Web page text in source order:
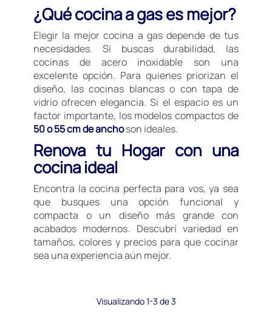
¿Qué cocina a gas es mejor?
Elegir la mejor cocina a gas depende de tus
necesidades. Si buscas durabilidad, las
cocinas de acero inoxidable son una
excelente opción. Para quienes priorizan el
diseño, las cocinas blancas o con tapa de
vidrio ofrecen elegancia. Si el espacio es un
factor importante, los modelos compactos de
50 o 55 cm de anchoson ideales.
Renova tu Hogar con una
cocina ideal
Encontra la cocina perfecta para vos, ya sea
que busques una opción funcional y
compacta o un diseño más grande con
acabados modernos. Descubrí variedad en
tamaños, colores y precios para que cocinar
sea una experiencia aún mejor.
Visualizando 1-3 de 3